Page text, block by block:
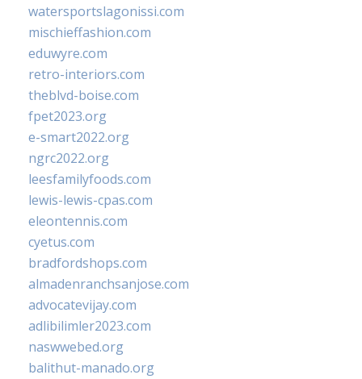
watersportslagonissi.com
mischieffashion.com
eduwyre.com
retro-interiors.com
theblvd-boise.com
fpet2023.org
e-smart2022.org
ngrc2022.org
leesfamilyfoods.com
lewis-lewis-cpas.com
eleontennis.com
cyetus.com
bradfordshops.com
almadenranchsanjose.com
advocatevijay.com
adlibilimler2023.com
naswwebed.org
balithut-manado.org